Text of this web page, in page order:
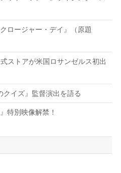
ロージャー・デイ』（原題
ストアが米国ロサンゼルス初出
クイズ』監督演出を語る
特別映像解禁！